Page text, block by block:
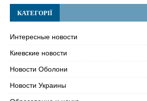
КАТЕГОРІЇ
Интересные новости
Киевские новости
Новости Оболони
Новости Украины